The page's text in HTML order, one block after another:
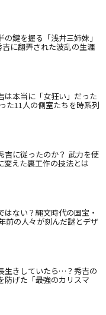
の鍵を握る「浅井三姉妹」
に翻弄された波乱の生涯
は本当に「女狂い」だった
た11人の側室たちを時系列
吉に従ったのか？ 武力を使
変えた裏工作の技法とは
はない？縄文時代の国宝・
前の人々が刻んだ謎とデザ
生きしていたら…？秀吉の
防げた「最強のカリスマ